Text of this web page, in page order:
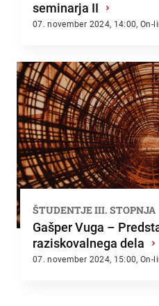
seminarja II ›
07. november 2024, 14:00, On-
ŠTUDENTJE III. STOPNJA
Gašper Vuga –
raziskovalnega dela ›
07. november 2024, 15:00, On-